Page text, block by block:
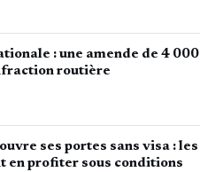
: une amende de 4 000
routière
ses portes sans visa : les
en profiter sous conditions